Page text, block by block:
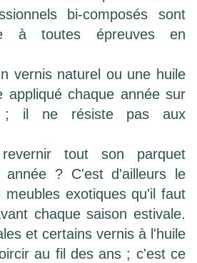
bi-composés sont
à toutes épreuves en
vernis naturel ou une huile
appliqué chaque année sur
; il ne résiste pas aux
tout son parquet
année ? C'est d'ailleurs le
exotiques qu'il faut
chaque saison estivale.
et certains vernis à l'huile
au fil des ans ; c'est ce